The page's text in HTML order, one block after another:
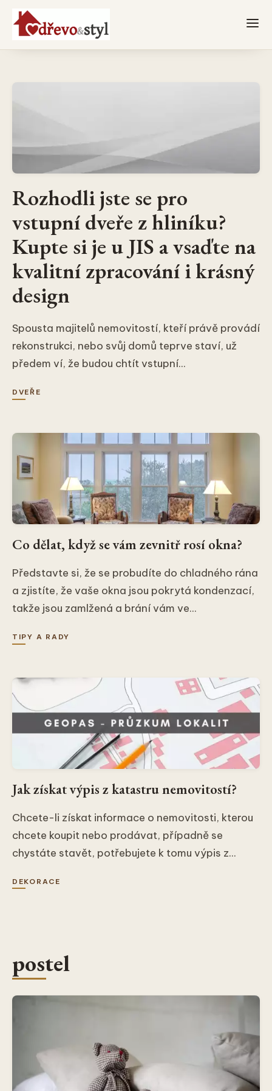
Rozhodli jste se pro
vstupní dveře z hliníku?
Kupte si je u JIS a vsaďte na
kvalitní zpracování i krásný
design
Spousta majitelů nemovitostí, kteří právě provádí
rekonstrukci, nebo svůj domů teprve staví, už
předem ví, že budou chtít vstupní...
DVEŘE
Co dělat, když se vám zevnitř rosí okna?
Představte si, že se probudíte do chladného rána
a zjistíte, že vaše okna jsou pokrytá kondenzací,
takže jsou zamlžená a brání vám ve...
TIPY A RADY
Jak získat výpis z katastru nemovitostí?
Chcete-li získat informace o nemovitosti, kterou
chcete koupit nebo prodávat, případně se
chystáte stavět, potřebujete k tomu výpis z...
DEKORACE
postel